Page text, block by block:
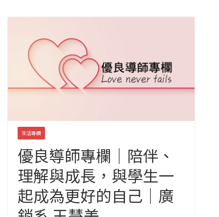
生活專欄
優良導師專欄｜陪伴、
理解與成長，與學生一
起成為更好的自己｜廣